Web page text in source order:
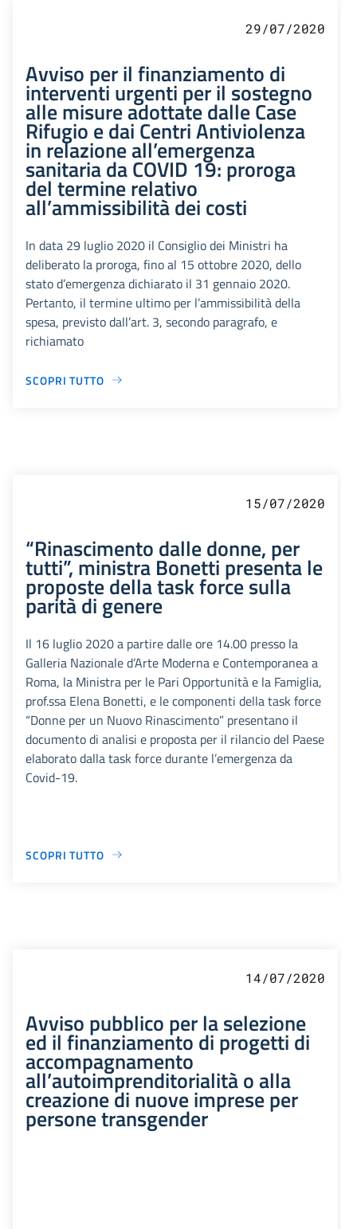
29/07/2020
Avviso per il finanziamento di
interventi urgenti per il sostegno
alle misure adottate dalle Case
Rifugio e dai Centri Antiviolenza
in relazione all’emergenza
sanitaria da COVID 19: proroga
del termine relativo
all’ammissibilità dei costi
In data 29 luglio 2020 il Consiglio dei Ministri ha
deliberato la proroga, fino al 15 ottobre 2020, dello
stato d’emergenza dichiarato il 31 gennaio 2020.
Pertanto, il termine ultimo per l’ammissibilità della
spesa, previsto dall’art. 3, secondo paragrafo, e
richiamato
SCOPRI TUTTO
15/07/2020
“Rinascimento dalle donne, per
tutti”, ministra Bonetti presenta le
proposte della task force sulla
parità di genere
Il 16 luglio 2020 a partire dalle ore 14.00 presso la
Galleria Nazionale d’Arte Moderna e Contemporanea a
Roma, la Ministra per le Pari Opportunità e la Famiglia,
prof.ssa Elena Bonetti, e le componenti della task force
“Donne per un Nuovo Rinascimento” presentano il
documento di analisi e proposta per il rilancio del Paese
elaborato dalla task force durante l’emergenza da
Covid-19.
SCOPRI TUTTO
14/07/2020
Avviso pubblico per la selezione
ed il finanziamento di progetti di
accompagnamento
all’autoimprenditorialità o alla
creazione di nuove imprese per
persone transgender